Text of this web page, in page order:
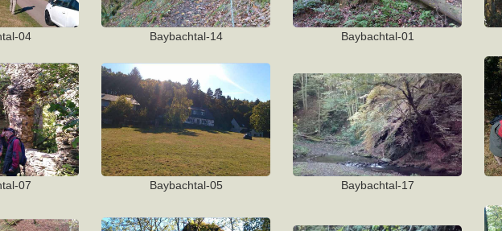
04 Baybachtal-14 Baybachtal-01
07 Baybachtal-05 Baybachtal-17